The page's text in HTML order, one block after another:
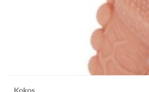
Kokos